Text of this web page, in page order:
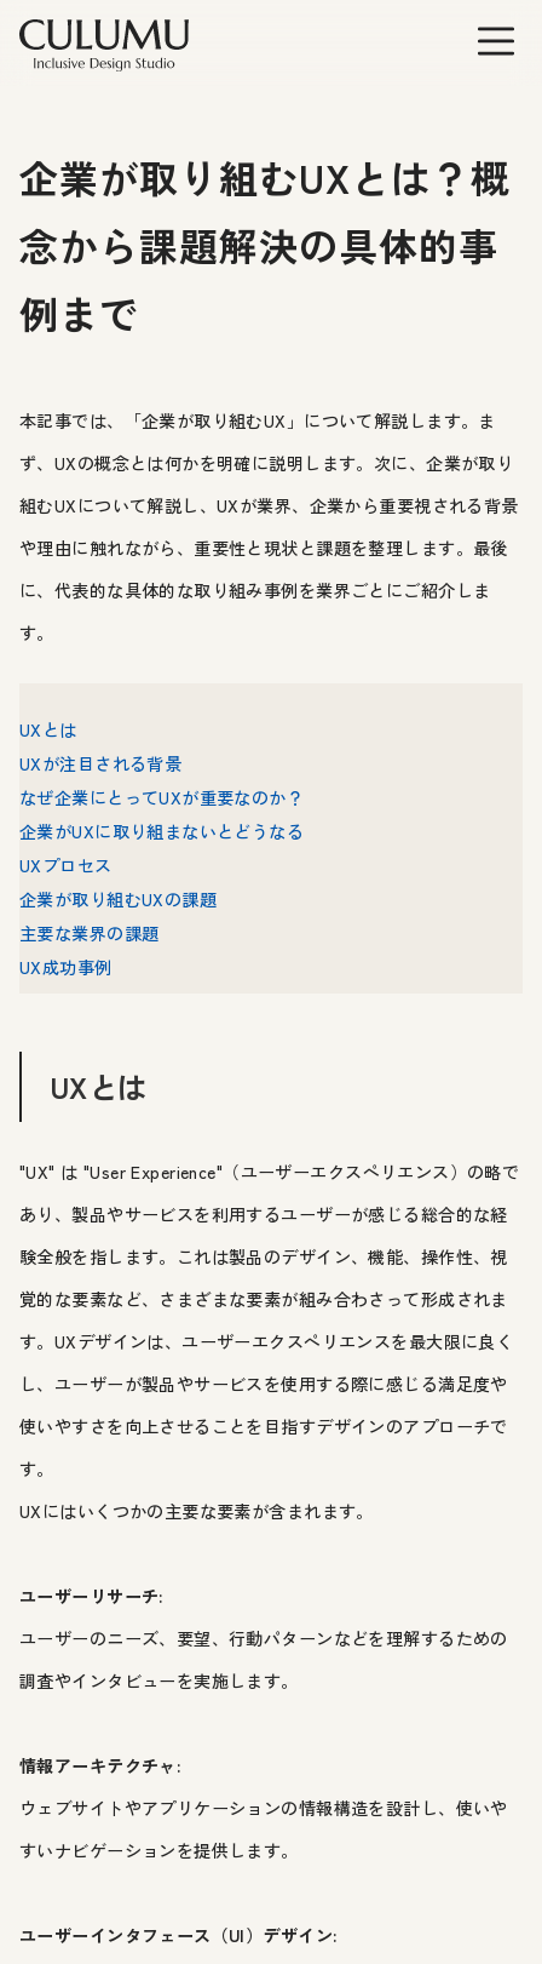
企業が取り組むUXとは？概
念から課題解決の具体的事
例まで
本記事では、「企業が取り組むUX」について解説します。ま
ず、UXの概念とは何かを明確に説明します。次に、企業が取り
組むUXについて解説し、UXが業界、企業から重要視される背景
や理由に触れながら、重要性と現状と課題を整理します。最後
に、代表的な具体的な取り組み事例を業界ごとにご紹介しま
す。
UXとは
UXが注目される背景
なぜ企業にとってUXが重要なのか？
企業がUXに取り組まないとどうなる
UXプロセス
企業が取り組むUXの課題
主要な業界の課題
UX成功事例
UXとは
"UX" は "User Experience"（ユーザーエクスペリエンス）の略で
あり、製品やサービスを利用するユーザーが感じる総合的な経
験全般を指します。これは製品のデザイン、機能、操作性、視
覚的な要素など、さまざまな要素が組み合わさって形成されま
す。UXデザインは、ユーザーエクスペリエンスを最大限に良く
し、ユーザーが製品やサービスを使用する際に感じる満足度や
使いやすさを向上させることを目指すデザインのアプローチで
す。
UXにはいくつかの主要な要素が含まれます。
ユーザーリサーチ:
ユーザーのニーズ、要望、行動パターンなどを理解するための
調査やインタビューを実施します。
情報アーキテクチャ:
ウェブサイトやアプリケーションの情報構造を設計し、使いや
すいナビゲーションを提供します。
ユーザーインタフェース（UI）デザイン: